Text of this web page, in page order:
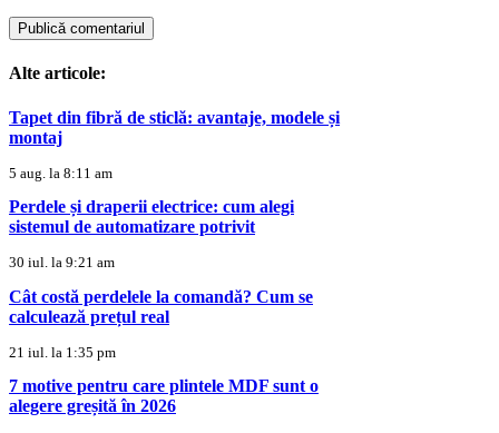
Publică comentariul
Alte articole:
Tapet din fibră de sticlă: avantaje, modele și
montaj
5 aug. la 8:11 am
Perdele și draperii electrice: cum alegi
sistemul de automatizare potrivit
30 iul. la 9:21 am
Cât costă perdelele la comandă? Cum se
calculează prețul real
21 iul. la 1:35 pm
7 motive pentru care plintele MDF sunt o
alegere greșită în 2026